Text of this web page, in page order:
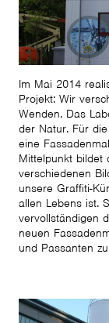
Im Mai 2014
Projekt: Wir
Wenden. Das
der Natur. Für
eine
Mittelpunkt bildet
verschiedenen
unsere Graffiti-
allen Lebens ist.
vervollständigen
neuen
und Passanten